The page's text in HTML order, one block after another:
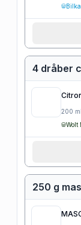
Bilka
4 dråber
200 ml
Wolt
250 g